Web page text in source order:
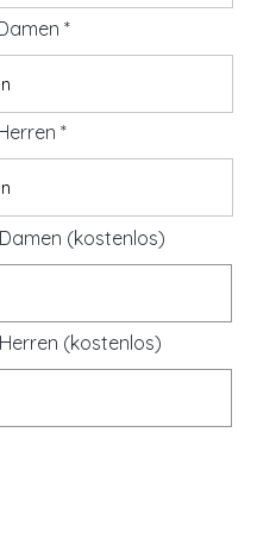
(kostenlos)
(kostenlos)